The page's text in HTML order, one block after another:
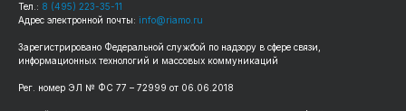
Тел.: 8 (495) 223-35-11
Адрес электронной почты: info@riamo.ru
Зарегистрировано Федеральной службой по надзору в сфере связи,
информационных технологий и массовых коммуникаций
Рег. номер ЭЛ № ФС 77 – 72999 от 06.06.2018